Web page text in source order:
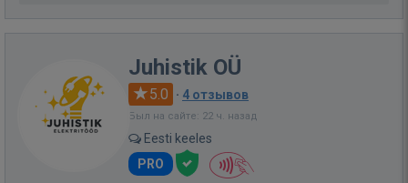
Juhistik OÜ
5.0 · 4 отзывов
Был на сайте: 22 ч. назад
Eesti keeles
PRO